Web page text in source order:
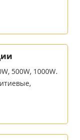
500W, 1000W.